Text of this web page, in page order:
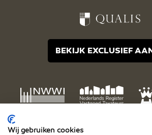
BEKIJK EXCLUSIEF
Wij gebruiken cookies